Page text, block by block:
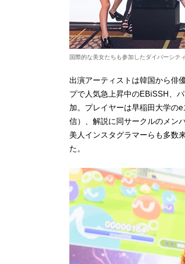
国際的な美女たちも参加したダイバーシテ
出演アーティストは韓国から俳
プで人気急上昇中のEBiSSH、
加。プレイヤーは早稲田大学の
信）、解説に同サークルのメン
美人インスタグラマーらも多数
た。